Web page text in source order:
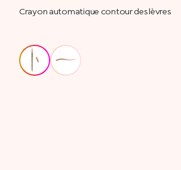
Crayon automatique contour des lèvres